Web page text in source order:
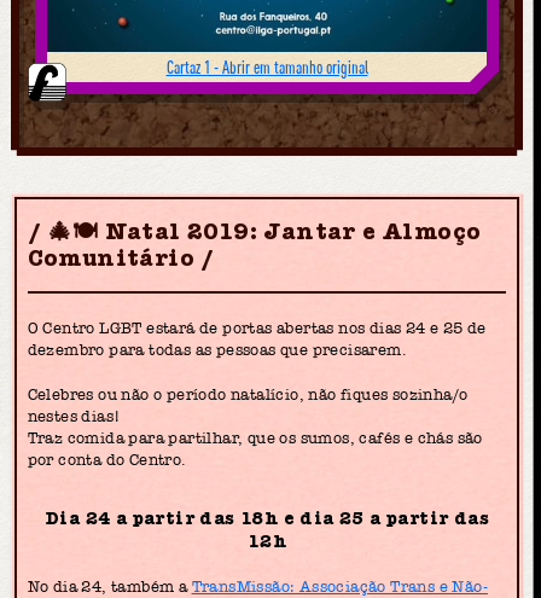
Cartaz 1 - Abrir em tamanho original
🎄🍽 Natal 2019: Jantar e Almoço
Comunitário
O Centro LGBT estará de portas abertas nos dias 24 e 25 de
dezembro para todas as pessoas que precisarem.
Celebres ou não o período natalício, não fiques sozinha/o
nestes dias!
Traz comida para partilhar, que os sumos, cafés e chás são
por conta do Centro.
Dia 24 a partir das 18h e dia 25 a partir das
12h
No dia 24, também a TransMissão: Associação Trans e Não-